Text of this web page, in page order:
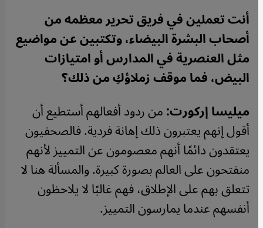
أنت تعملين في فريق تحرير معظمه من
أصحاب البشرة البيضاء، وتكتبين عن مواضيع
مثل العنصرية في المدارس أو امتيازات
البيض، فما موقف زملاؤكِ من ذلك؟
ميليسا إركورت:من ردود أفعالهم أستطيع أن
أقول إنهم يعتبرون ذلك إهانة فردية. فالصحفيون
يعتقدون دائمًا أنهم معصومون عن التمييز لأنهم
منفتحون على العالم بصورة كبيرة. والمسألة هنا لا
تتعلق بهم على الإطلاق، فهم غالبًا لا يلاحظون
أنفسهم عندما يمارسون التمييز.